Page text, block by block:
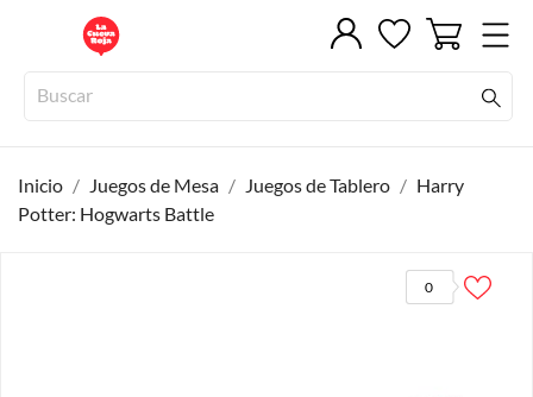
Inicio Juegos de Mesa Juegos de Tablero
Harry
Potter: Hogwarts Battle
0